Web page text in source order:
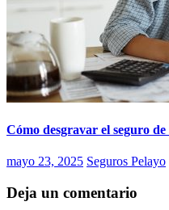
Cómo desgravar el seguro
mayo 23, 2025 Seguros Pelayo
Deja un comentario